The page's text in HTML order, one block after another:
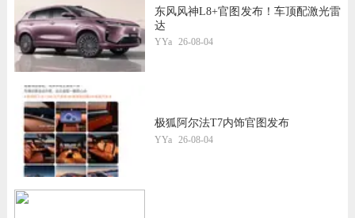
东风风神L8+官图发布！车顶配激光雷
达
YYa 26-08-04
极狐阿尔法T7内饰官图发布
YYa 26-08-04